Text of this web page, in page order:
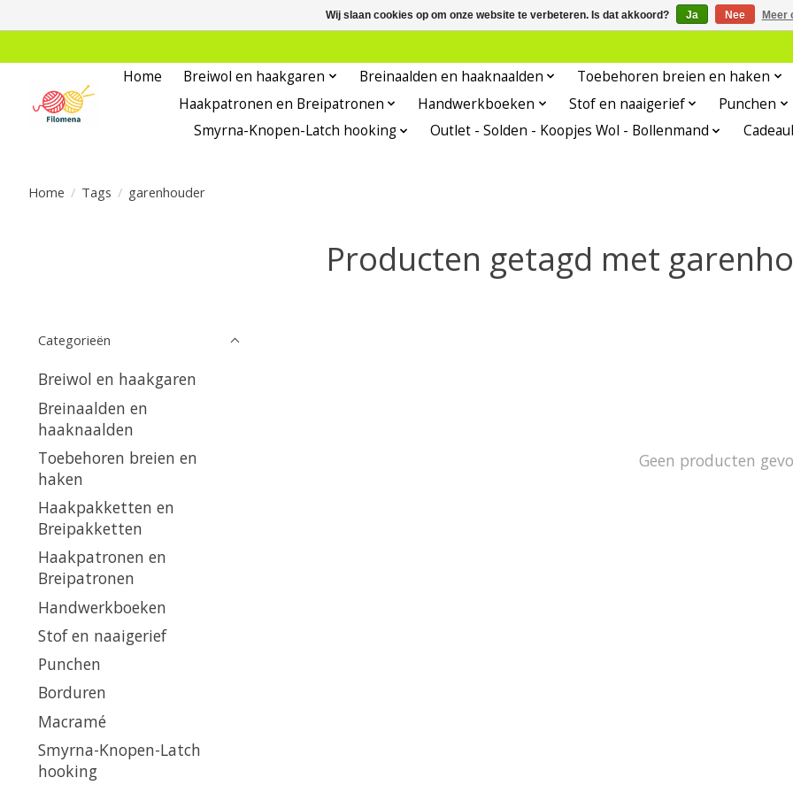
Home Breiwol en haakgaren Breinaalden en haaknaalden Toebehoren breien en haken
Haakpatronen en Breipatronen
Handwerkboeken Stof en naaigerief Punchen
Smyrna-Knopen-Latch hooking
Outlet - Solden - Koopjes Wol - Bollenmand
Home / Tags / garenhouder
Producten getagd met
Categorieën
Breiwol en haakgaren
Breinaalden en
haaknaalden
Toebehoren breien en
haken
Haakpakketten en
Breipakketten
Haakpatronen en
Breipatronen
Handwerkboeken
Stof en naaigerief
Punchen
Borduren
Macramé
Smyrna-Knopen-Latch
hooking
Geen producten
Wij slaan cookies op om onze website te verbeteren. Is dat akkoord? Ja Nee Meer